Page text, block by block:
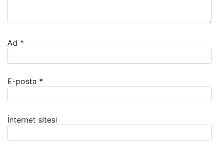
Ad *
E-posta *
İnternet sitesi